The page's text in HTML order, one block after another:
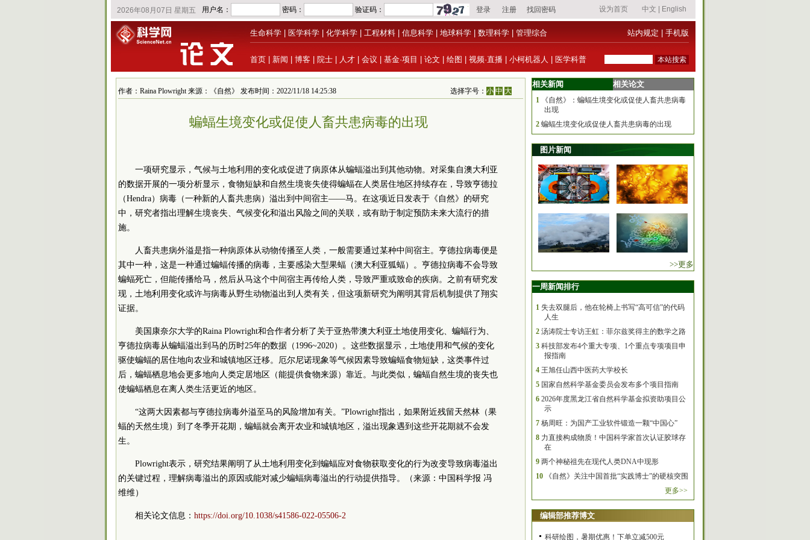
生命科学 医学科学 化学科学 工程材料 信息科学 地球科学 数理科学 管理综合 站内规定 手机版
首页 新闻 博客 院士 人才 会议 基金·项目 论文 绘图 视频·直播 小柯机器人 医学科普
作者：Raina Plowright 来源：《自然》 发布时间：2022/11/18 14:25:38 选择字号：小 中 大
蝙蝠生境变化或促使人畜共患病毒的出现
一项研究显示，气候与土地利用的变化或促进了病原体从蝙蝠溢出到其他动物。对采集自澳大利亚
的数据开展的一项分析显示，食物短缺和自然生境丧失使得蝙蝠在人类居住地区持续存在，导致亨德拉
（Hendra）病毒（一种新的人畜共患病）溢出到中间宿主——马。在这项近日发表于《自然》的研究
中，研究者指出理解生境丧失、气候变化和溢出风险之间的关联，或有助于制定预防未来大流行的措
施。
人畜共患病外溢是指一种病原体从动物传播至人类，一般需要通过某种中间宿主。亨德拉病毒便是
其中一种，这是一种通过蝙蝠传播的病毒，主要感染大型果蝠（澳大利亚狐蝠）。亨德拉病毒不会导致
蝙蝠死亡，但能传播给马，然后从马这个中间宿主再传给人类，导致严重或致命的疾病。之前有研究发
现，土地利用变化或许与病毒从野生动物溢出到人类有关，但这项新研究为阐明其背后机制提供了翔实
证据。
美国康奈尔大学的Raina Plowright和合作者分析了关于亚热带澳大利亚土地使用变化、蝙蝠行为、
亨德拉病毒从蝙蝠溢出到马的历时25年的数据（1996~2020）。这些数据显示，土地使用和气候的变化
驱使蝙蝠的居住地向农业和城镇地区迁移。厄尔尼诺现象等气候因素导致蝙蝠食物短缺，这类事件过
后，蝙蝠栖息地会更多地向人类定居地区（能提供食物来源）靠近。与此类似，蝙蝠自然生境的丧失也
使蝙蝠栖息在离人类生活更近的地区。
“这两大因素都与亨德拉病毒外溢至马的风险增加有关。”Plowright指出，如果附近残留天然林（果
蝠的天然生境）到了冬季开花期，蝙蝠就会离开农业和城镇地区，溢出现象遇到这些开花期就不会发
生。
Plowright表示，研究结果阐明了从土地利用变化到蝙蝠应对食物获取变化的行为改变导致病毒溢出
的关键过程，理解病毒溢出的原因或能对减少蝙蝠病毒溢出的行动提供指导。
（来源：中国科学报 冯
维维）
相关论文信息： https://doi.org/10.1038/s41586-022-05506-2
相关新闻 相关论文
1
《自然》：蝙蝠生境变化或促使人畜共患病毒
出现
2 蝙蝠生境变化或促使人畜共患病毒的出现
图片新闻
>>更多
一周新闻排行
1 失去双腿后，他在轮椅上书写“高可信”的代码
人生
2 汤涛院士专访王虹：菲尔兹奖得主的数学之路
3 科技部发布4个重大专项、1个重点专项项目申
报指南
4 王旭任山西中医药大学校长
5 国家自然科学基金委员会发布多个项目指南
6 2026年度黑龙江省自然科学基金拟资助项目公
示
7 杨周旺：为国产工业软件锻造一颗“中国心”
8 力直接构成物质！中国科学家首次认证胶球存
在
9 两个神秘祖先在现代人类DNA中现形
10
《自然》关注中国首批“实践博士”的硬核突围
更多>>
编辑部推荐博文
科研绘图，暑期优惠！下单立减500元